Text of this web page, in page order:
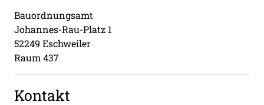
Bauordnungsamt
Johannes-Rau-Platz 1
52249 Eschweiler
Raum 437
Kontakt